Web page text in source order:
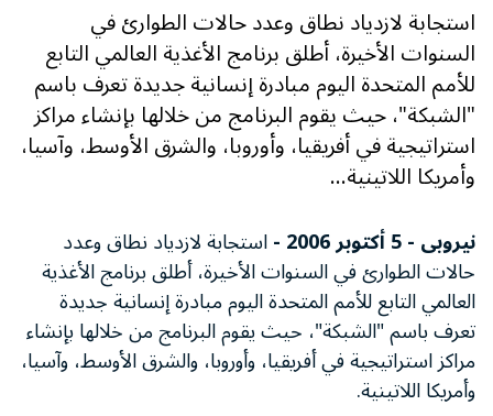
استجابة لازدياد نطاق وعدد حالات الطوارئ في
السنوات الأخيرة، أطلق برنامج الأغذية العالمي التابع
للأمم المتحدة اليوم مبادرة إنسانية جديدة تعرف باسم
"الشبكة"، حيث يقوم البرنامج من خلالها بإنشاء مراكز
استراتيجية في أفريقيا، وأوروبا، والشرق الأوسط، وآسيا،
وأمريكا اللاتينية...
نيروبى - 5 أكتوبر 2006 - استجابة لازدياد نطاق وعدد
حالات الطوارئ في السنوات الأخيرة، أطلق برنامج الأغذية
العالمي التابع للأمم المتحدة اليوم مبادرة إنسانية جديدة
تعرف باسم "الشبكة"، حيث يقوم البرنامج من خلالها بإنشاء
مراكز استراتيجية في أفريقيا، وأوروبا، والشرق الأوسط، وآسيا،
وأمريكا اللاتينية.